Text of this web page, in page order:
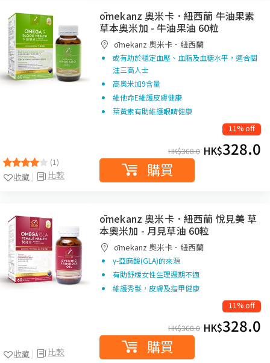
(1)
比較
收藏
ōmekanz 奧米卡．紐西蘭 牛油果素
草本奧米加 - 牛油果油 60粒
ōmekanz 奧米卡．紐西蘭
或有助於穩定血壓、血脂及血糖水平，適合關
注三高人士
高奧米加9含量
維他命E維護皮膚健康
葉黃素有助維護眼睛健康
11% off
HK$368.0 HK$328.0
購買
比較
收藏
ōmekanz 奧米卡．紐西蘭 悅見美 草
本奧米加 - 月見草油 60粒
ōmekanz 奧米卡．紐西蘭
γ-亞麻酸(GLA)的來源
有助舒緩女性生理週期不適
維護秀髮，皮膚及指甲健康
11% off
HK$368.0 HK$328.0
購買